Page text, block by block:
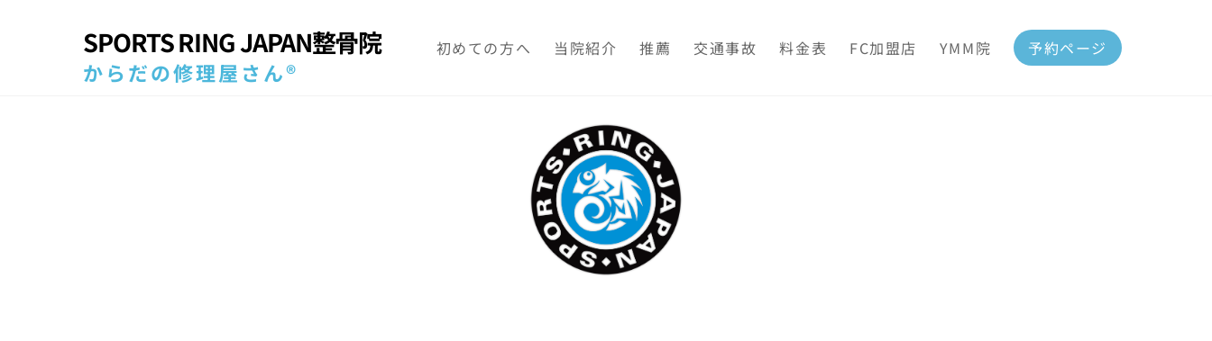
SPORTS RING JAPAN整骨院
からだの修理屋さん®
初めての方へ 当院紹介 推薦 交通事故 料金表 FC加盟店 YMM院 予約ページ